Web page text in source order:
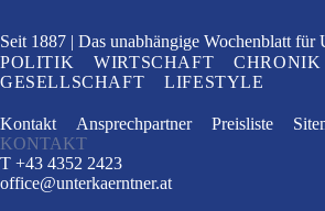
Seit 1887 Das unabhängige Wochenblatt für
POLITIK
WIRTSCHAFT CHRONIK
GESELLSCHAFT
LIFESTYLE
Kontakt Ansprechpartner Preisliste
KONTAKT
T +43 4352 2423
office@unterkaerntner.at